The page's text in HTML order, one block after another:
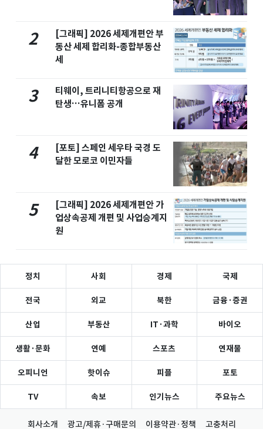
2
[그래픽] 2026 세제개편안 부
동산 세제 합리화-종합부동산
세
3
티웨이, 트리니티항공으로 재
탄생…유니폼 공개
4
[포토] 스페인 세우타 국경 도
달한 모로코 이민자들
5
[그래픽] 2026 세제개편안 가
업상속공제 개편 및 사업승계지
원
정치 사회 경제 국제
전국 외교 북한 금융·증권
산업 부동산 IT·과학 바이오
생활·문화 연예 스포츠 연재물
오피니언 핫이슈 피플 포토
TV 속보 인기뉴스 주요뉴스
회사소개 광고/제휴·구매문의 이용약관·정책 고충처리